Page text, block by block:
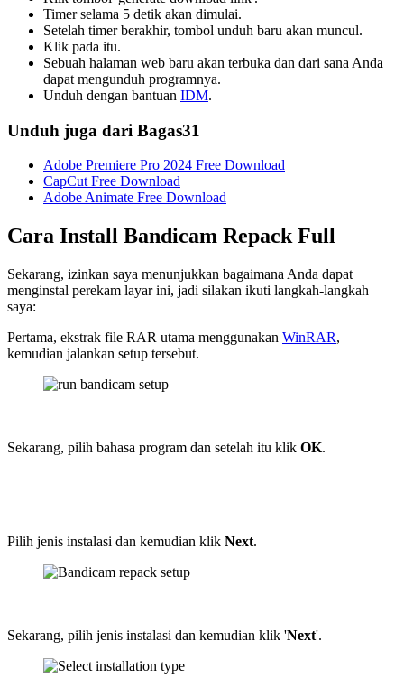
Timer selama 5 detik akan dimulai.
Setelah timer berakhir, tombol unduh baru akan muncul.
Klik pada itu.
Sebuah halaman web baru akan terbuka dan dari sana Anda
dapat mengunduh programnya.
Unduh dengan bantuan IDM.
Unduh juga dari Bagas31
Adobe Premiere Pro 2024 Free Download
CapCut Free Download
Adobe Animate Free Download
Cara Install Bandicam Repack Full
Sekarang, izinkan saya menunjukkan bagaimana Anda dapat
menginstal perekam layar ini, jadi silakan ikuti langkah-langkah
saya:
Pertama, ekstrak file RAR utama menggunakan WinRAR,
kemudian jalankan setup tersebut.
Sekarang, pilih bahasa program dan setelah itu klik OK.
Pilih jenis instalasi dan kemudian klik Next.
Sekarang, pilih jenis instalasi dan kemudian klik 'Next'.